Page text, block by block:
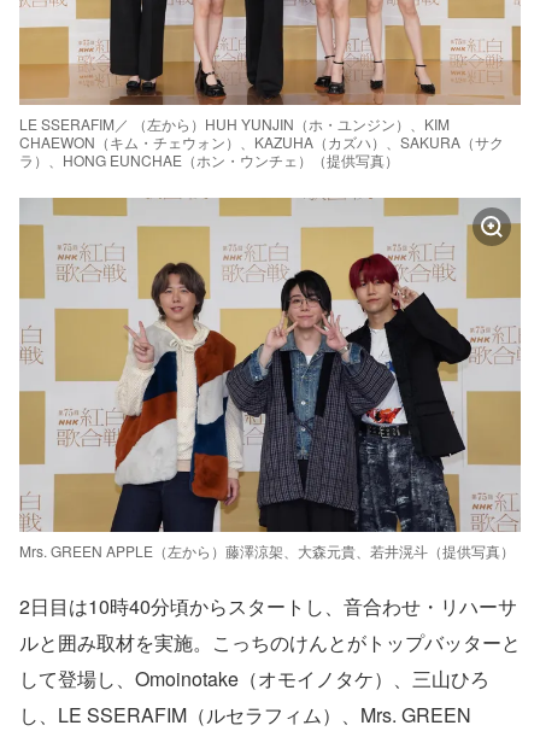
LE SSERAFIM／ （左から）HUH YUNJIN（ホ・ユンジン）、KIM
CHAEWON（キム・チェウォン）、KAZUHA（カズハ）、SAKURA（サク
ラ）、HONG EUNCHAE（ホン・ウンチェ）（提供写真）
Mrs. GREEN APPLE（左から）藤澤涼架、大森元貴、若井滉斗（提供写真）
2日目は10時40分頃からスタートし、音合わせ・リハーサ
ルと囲み取材を実施。こっちのけんとがトップバッターと
して登場し、Omoinotake（オモイノタケ）、三山ひろ
し、LE SSERAFIM（ルセラフィム）、Mrs. GREEN